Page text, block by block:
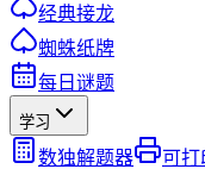
经典接龙
蜘蛛纸牌
每日谜题
学习
数独解题器 可打